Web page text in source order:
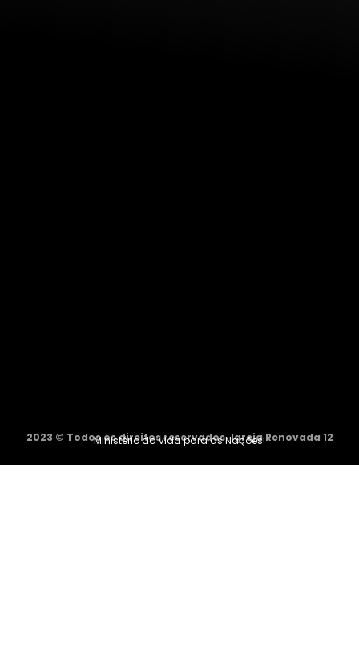
2023 © Todos os direitos reservados. Igreja Renovada 12
Ministério da vida para as Nações!